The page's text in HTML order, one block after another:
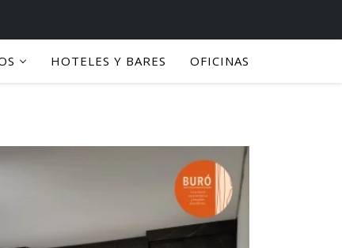
HOTELES Y BARES OFICINAS